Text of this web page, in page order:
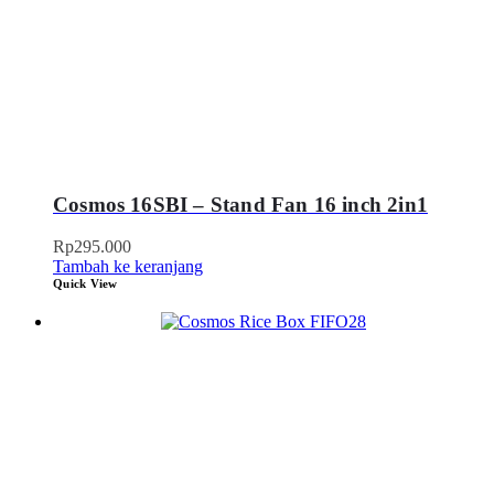
Cosmos 16SBI – Stand Fan 16 inch 2in1
Rp295.000
Tambah ke keranjang
Quick View